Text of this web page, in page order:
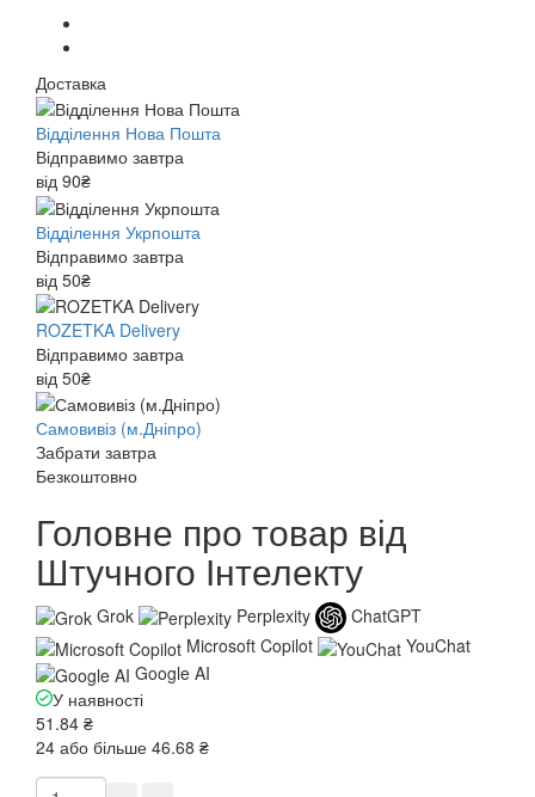
Доставка
Відділення Нова Пошта
Відправимо завтра
від 90₴
Відділення Укрпошта
Відправимо завтра
від 50₴
ROZETKA Delivery
Відправимо завтра
від 50₴
Самовивіз (м.Дніпро)
Забрати завтра
Безкоштовно
Головне про товар від
Штучного Інтелекту
Grok Perplexity
ChatGPT
Microsoft Copilot
YouChat
Google AI
У наявності
51.84 ₴
24 або більше 46.68 ₴